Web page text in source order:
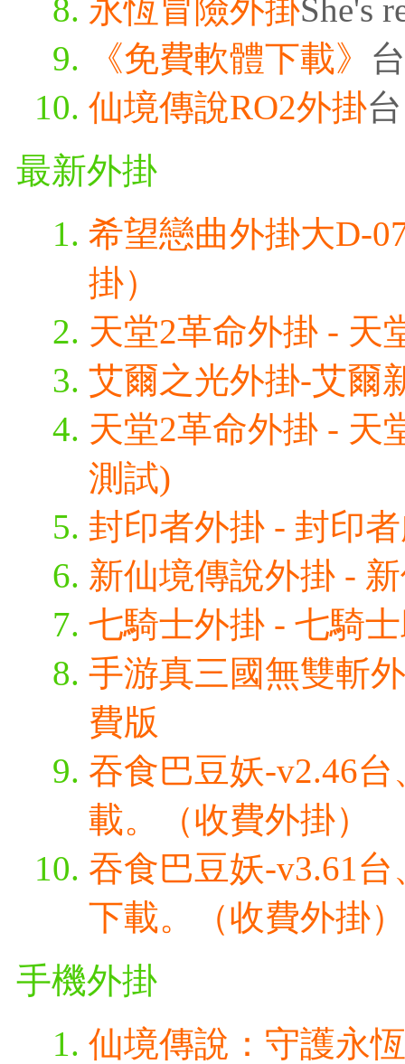
永恆冒險外掛She's
《免費軟體下載》
仙境傳說RO2外掛
最新外掛
希望戀曲外掛大D-
掛）
天堂2革命外掛 - 天
艾爾之光外掛-艾爾
天堂2革命外掛 - 天
測試)
封印者外掛 - 封印
新仙境傳說外掛 -
七騎士外掛 - 七騎
手游真三國無雙斬
費版
吞食巴豆妖-v2.46
載。（收費外掛）
吞食巴豆妖-v3.61
下載。（收費外掛）
手機外掛
仙境傳說：守護永